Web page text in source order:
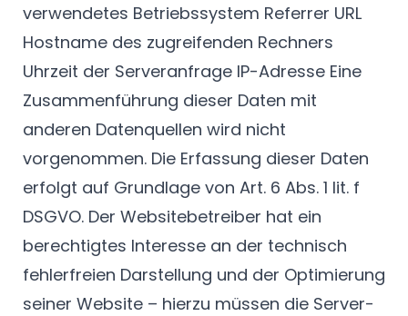
verwendetes Betriebssystem Referrer URL
Hostname des zugreifenden Rechners
Uhrzeit der Serveranfrage IP-Adresse Eine
Zusammenführung dieser Daten mit
anderen Datenquellen wird nicht
vorgenommen. Die Erfassung dieser Daten
erfolgt auf Grundlage von Art. 6 Abs. 1 lit. f
DSGVO. Der Websitebetreiber hat ein
berechtigtes Interesse an der technisch
fehlerfreien Darstellung und der Optimierung
seiner Website – hierzu müssen die Server-